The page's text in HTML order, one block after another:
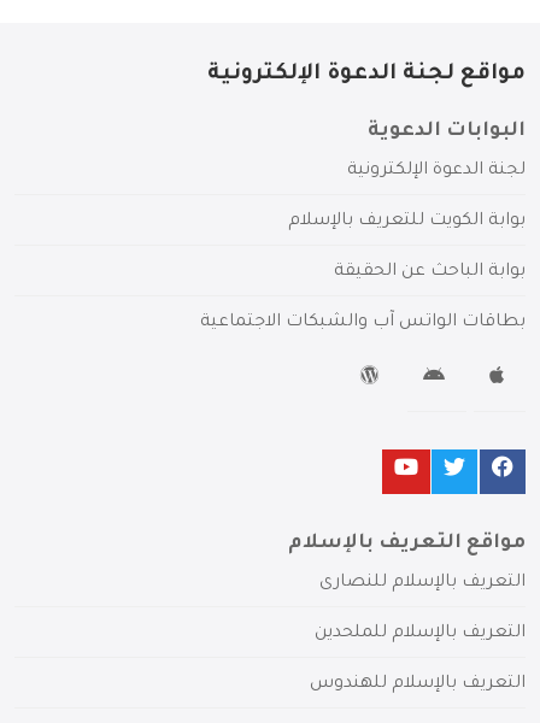
مواقع لجنة الدعوة الإلكترونية
البوابات الدعوية
لجنة الدعوة الإلكترونية
بوابة الكويت للتعريف بالإسلام
بوابة الباحث عن الحقيقة
بطاقات الواتس آب والشبكات الاجتماعية
مواقع التعريف بالإسلام
التعريف بالإسلام للنصارى
التعريف بالإسلام للملحدين
التعريف بالإسلام للهندوس